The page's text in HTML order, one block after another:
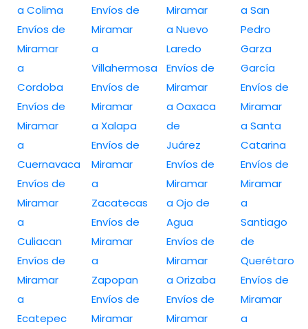
a Colima
Envíos de
Miramar
a
Cordoba
Envíos de
Miramar
a
Cuernavaca
Envíos de
Miramar
a
Culiacan
Envíos de
Miramar
a
Ecatepec
Envíos de
Miramar
a
Villahermosa
Envíos de
Miramar
a Xalapa
Envíos de
Miramar
a
Zacatecas
Envíos de
Miramar
a
Zapopan
Envíos de
Miramar
Miramar
a Nuevo
Laredo
Envíos de
Miramar
a Oaxaca
de
Juárez
Envíos de
Miramar
a Ojo de
Agua
Envíos de
Miramar
a Orizaba
Envíos de
Miramar
a San
Pedro
Garza
García
Envíos de
Miramar
a Santa
Catarina
Envíos de
Miramar
a
Santiago
de
Querétaro
Envíos de
Miramar
a